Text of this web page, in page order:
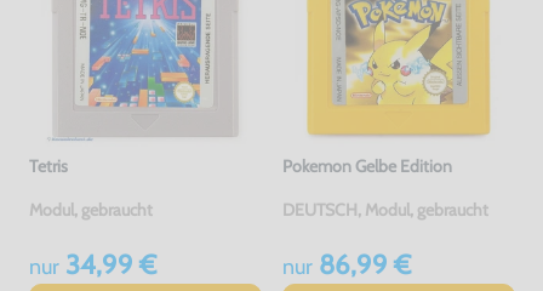
Tetris
Modul, gebraucht
nur34,99 €
Pokemon Gelbe Edition
DEUTSCH, Modul, gebraucht
nur86,99 €